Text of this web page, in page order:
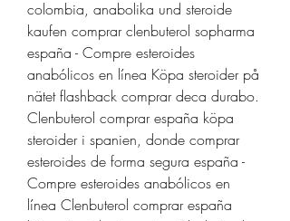
colombia, anabolika und steroide
kaufen comprar clenbuterol sopharma
españa - Compre esteroides
anabólicos en línea Köpa steroider på
nätet flashback comprar deca durabo.
Clenbuterol comprar españa köpa
steroider i spanien, donde comprar
esteroides de forma segura españa -
Compre esteroides anabólicos en
línea Clenbuterol comprar españa